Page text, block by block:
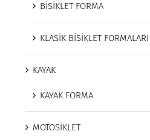
BİSİKLET FORMA
KLASİK BİSİKLET FORMALARI
KAYAK
KAYAK FORMA
MOTOSİKLET